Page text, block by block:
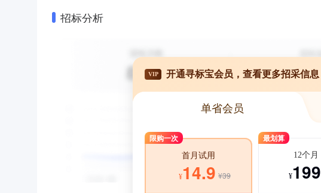
招标分析
VIP 开通寻标宝会员，查看更多招采信息
单省会员
限购一次
首月试用
¥14.9 ¥39
最划算
12个月
¥199